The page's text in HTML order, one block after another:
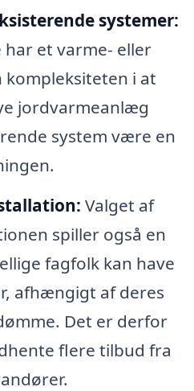
systemer:
har et varme- eller
kompleksiteten i at
jordvarmeanlæg
system være en
Valget af
spiller også en
fagfolk kan have
afhængigt af deres
Det er derfor
flere tilbud fra